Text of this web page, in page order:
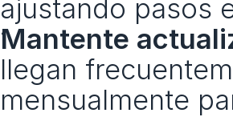
ajustando pasos
Mantente
llegan
mensualmente